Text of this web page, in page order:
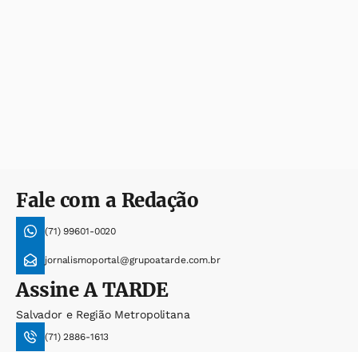
Fale com a Redação
(71) 99601-0020
jornalismoportal@grupoatarde.com.br
AssineA TARDE
Salvador e Região Metropolitana
(71) 2886-1613